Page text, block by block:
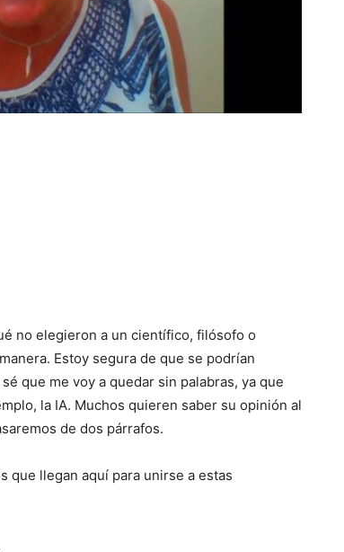
no elegieron a un científico, filósofo o
Estoy segura de que se podrían
que me voy a quedar sin palabras, ya que
la IA. Muchos quieren saber su opinión al
de dos párrafos.
que llegan aquí para unirse a estas